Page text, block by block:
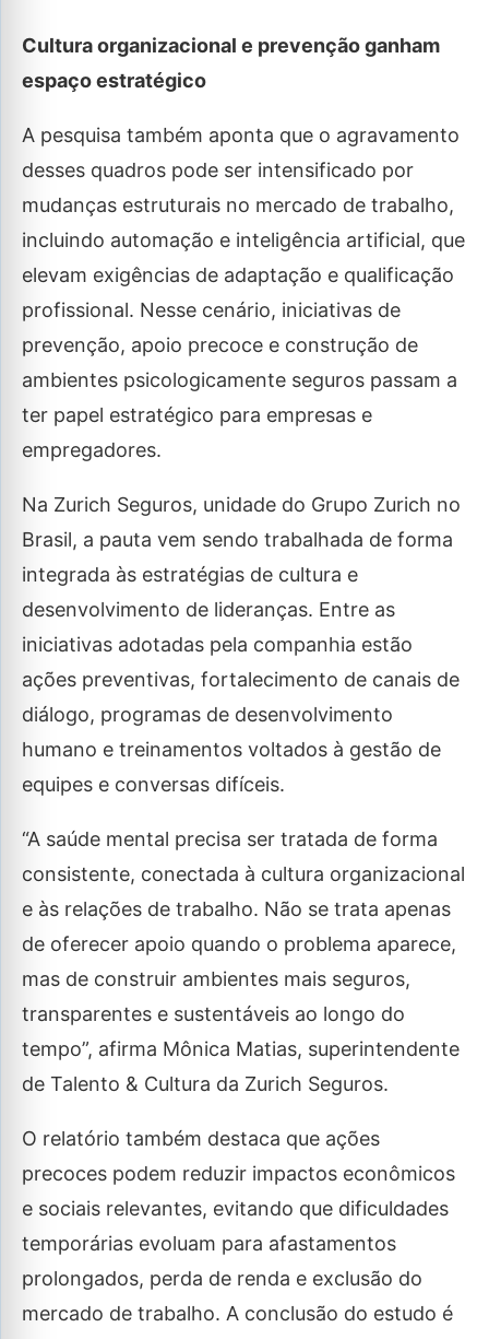
Cultura organizacional e prevenção ganham
espaço estratégico
A pesquisa também aponta que o agravamento
desses quadros pode ser intensificado por
mudanças estruturais no mercado de trabalho,
incluindo automação e inteligência artificial, que
elevam exigências de adaptação e qualificação
profissional. Nesse cenário, iniciativas de
prevenção, apoio precoce e construção de
ambientes psicologicamente seguros passam a
ter papel estratégico para empresas e
empregadores.
Na Zurich Seguros, unidade do Grupo Zurich no
Brasil, a pauta vem sendo trabalhada de forma
integrada às estratégias de cultura e
desenvolvimento de lideranças. Entre as
iniciativas adotadas pela companhia estão
ações preventivas, fortalecimento de canais de
diálogo, programas de desenvolvimento
humano e treinamentos voltados à gestão de
equipes e conversas difíceis.
“A saúde mental precisa ser tratada de forma
consistente, conectada à cultura organizacional
e às relações de trabalho. Não se trata apenas
de oferecer apoio quando o problema aparece,
mas de construir ambientes mais seguros,
transparentes e sustentáveis ao longo do
tempo”, afirma Mônica Matias, superintendente
de Talento & Cultura da Zurich Seguros.
O relatório também destaca que ações
precoces podem reduzir impactos econômicos
e sociais relevantes, evitando que dificuldades
temporárias evoluam para afastamentos
prolongados, perda de renda e exclusão do
mercado de trabalho. A conclusão do estudo é